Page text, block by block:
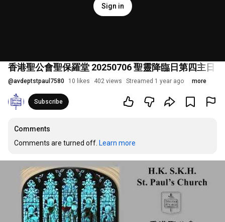
Sign in
香港聖公會聖保羅堂 20250706 聖靈降臨日第四主日
@avdeptstpaul7580 10 likes 402 views Streamed 1 year ago more
Subscribe
Comments
Comments are turned off. Learn more